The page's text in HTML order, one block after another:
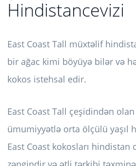
Hindistancevizi
East Coast Tall müxtəlif
bir ağac kimi böyüyə bilər və
kokos istehsal edir.
East Coast Tall çeşidindən
ümumiyyətlə orta ölçülü yaşıl
East Coast kokosları hindistan